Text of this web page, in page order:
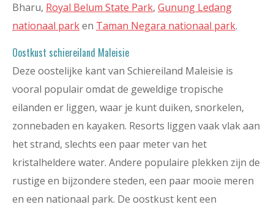
Bharu, Royal Belum State Park, Gunung Ledang
nationaal parken Taman Negara nationaal park.
Oostkust schiereiland Maleisie
Deze oostelijke kant van Schiereiland Maleisie is
vooral populair omdat de geweldige tropische
eilanden er liggen, waar je kunt duiken, snorkelen,
zonnebaden en kayaken. Resorts liggen vaak vlak aan
het strand, slechts een paar meter van het
kristalheldere water. Andere populaire plekken zijn de
rustige en bijzondere steden, een paar mooie meren
en een nationaal park. De oostkust kent een